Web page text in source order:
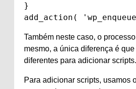
}
add_action(
Também neste caso, o
mesmo, a única diferença é
diferentes para adicionar scripts.
Para adicionar scripts, usamos